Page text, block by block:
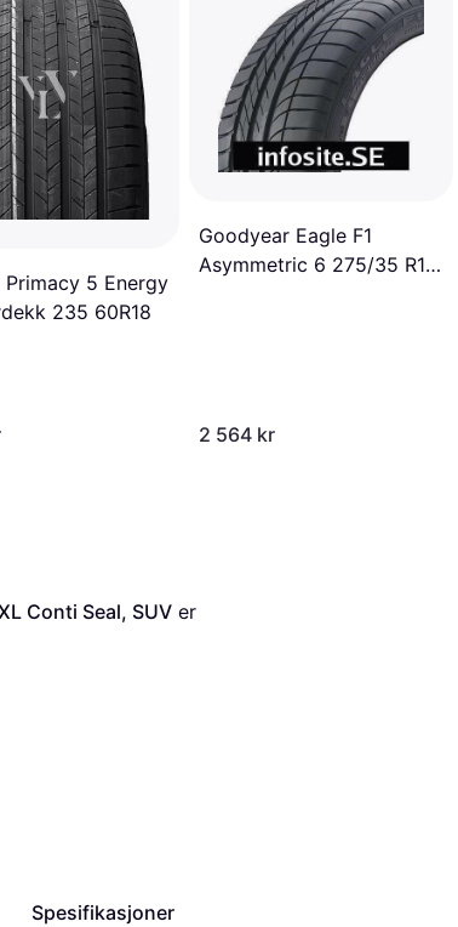
Primacy 5 Energy
235 60R18
Goodyear Eagle F1
Asymmetric 6 275/35 R19
2 564 kr
Conti Seal, SUV
Spesifikasjoner